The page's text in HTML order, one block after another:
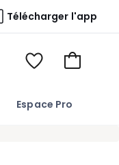
Télécharger l'app
Espace Pro
Voir
Aller